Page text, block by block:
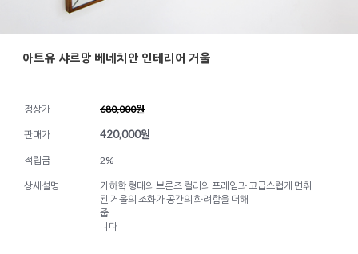
아트유 샤르망 베네치안 인테리어 거울
정상가 680,000원
판매가 420,000원
적립금 2%
상세설명
기하학 형태의 브론즈 컬러의 프레임과 고급스럽게 면취
된 거울의 조화가 공간의 화려함을 더해
줍
니다